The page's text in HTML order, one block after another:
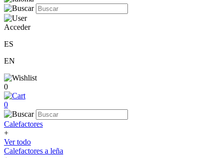
Acceder
ES
EN
0
0
Calefactores
+
Ver todo
Calefactores a leña